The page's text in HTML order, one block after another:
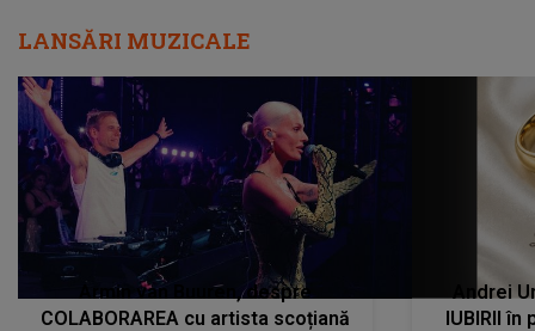
LANSĂRI MUZICALE
Armin van Buuren, despre
COLABORAREA cu artista scoțiană
Andrei
IUBIRII în